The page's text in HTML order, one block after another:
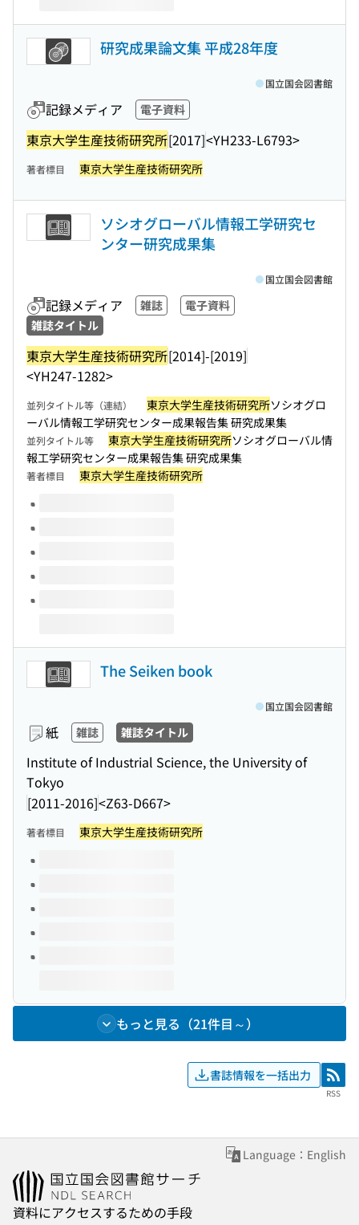
研究成果論文集 平成28年度
記録メディア 電子資料
東京大学生産技術研究所[2017]<YH233-L6793>
国立国会図書館
著者標目 東京大学生産技術研究所
ソシオグローバル情報工学研究セ
ンター研究成果集
記録メディア 雑誌
電子資料
雑誌タイトル
東京大学生産技術研究所[2014]-[2019]
<YH247-1282>
国立国会図書館
並列タイトル等（連結） 東京大学生産技術研究所ソシオグロ
ーバル情報工学研究センター成果報告集 研究成果集
並列タイトル等 東京大学生産技術研究所ソシオグローバル情
報工学研究センター成果報告集 研究成果集
著者標目 東京大学生産技術研究所
このタイトルの巻号
The Seiken book
紙 雑誌 雑誌タイトル
Institute of Industrial Science, the University of
Tokyo
[2011-2016]<Z63-D667>
国立国会図書館
著者標目 東京大学生産技術研究所
このタイトルの巻号
もっと見る（21件目～）
書誌情報を一括出力 RSS
RSS
Language：English
資料にアクセスするための手段